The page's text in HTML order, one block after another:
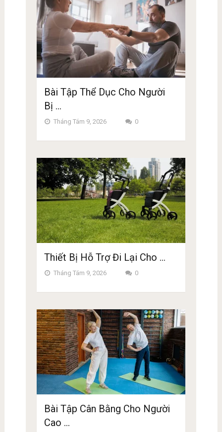
Bài Tập Thể Dục Cho Người
Bị …
Tháng Tám 9, 2026 0
Thiết Bị Hỗ Trợ Đi Lại Cho …
Tháng Tám 9, 2026 0
Bài Tập Cân Bằng Cho Người
Cao …